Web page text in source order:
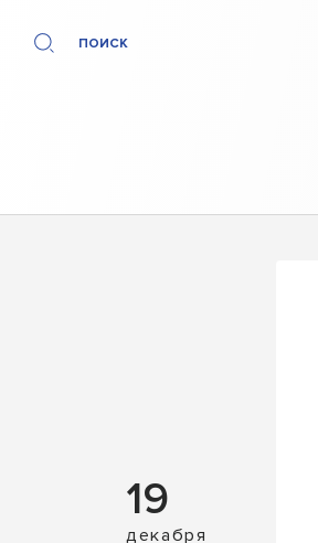
ПОИСК
19
декабря